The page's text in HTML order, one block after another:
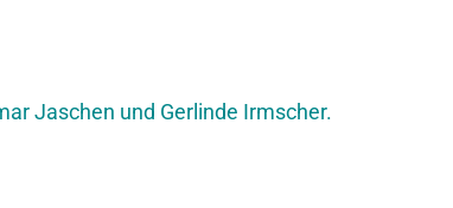
Jaschen und Gerlinde Irmscher.